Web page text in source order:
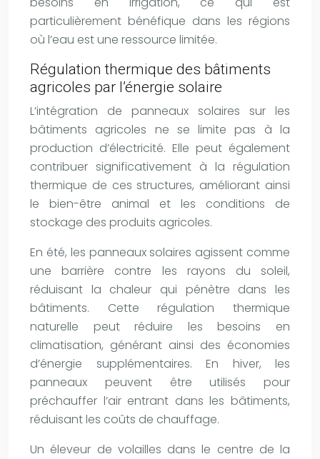
particulièrement bénéfique dans les régions
où l’eau est une ressource limitée.
Régulation thermique des bâtiments
agricoles par l’énergie solaire
L’intégration de panneaux solaires sur les
bâtiments agricoles ne se limite pas à la
production d’électricité. Elle peut également
contribuer significativement à la régulation
thermique de ces structures, améliorant ainsi
le bien-être animal et les conditions de
stockage des produits agricoles.
En été, les panneaux solaires agissent comme
une barrière contre les rayons du soleil,
réduisant la chaleur qui pénètre dans les
bâtiments. Cette régulation thermique
naturelle peut réduire les besoins en
climatisation, générant ainsi des économies
d’énergie supplémentaires. En hiver, les
panneaux peuvent être utilisés pour
préchauffer l’air entrant dans les bâtiments,
réduisant les coûts de chauffage.
Un éleveur de volailles dans le centre de la